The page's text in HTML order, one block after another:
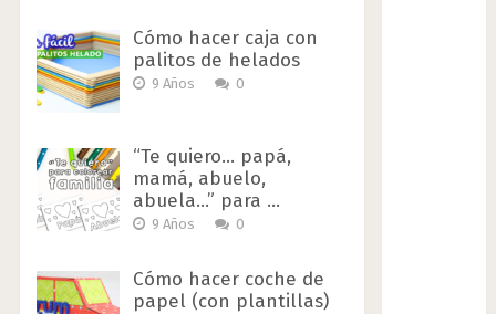
Cómo hacer caja con
palitos de helados
9 Años 0
“Te quiero… papá,
mamá, abuelo,
abuela…” para …
9 Años 0
Cómo hacer coche de
papel (con plantillas)